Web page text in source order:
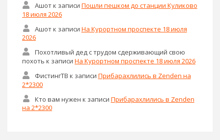
Ашотк записи Пошли пешком до станции Куликово
18 июля 2026
Ашотк записи На Курортном проспекте 18 июля
2026
Похотливый дед с трудом сдерживающий свою
похоть к записи На Курортном проспекте 18 июля 2026
ФистингТВ к записи Прибарахлились в Zenden на
2*2300
Кто вам нужен к записи Прибарахлились в Zenden
на 2*2300